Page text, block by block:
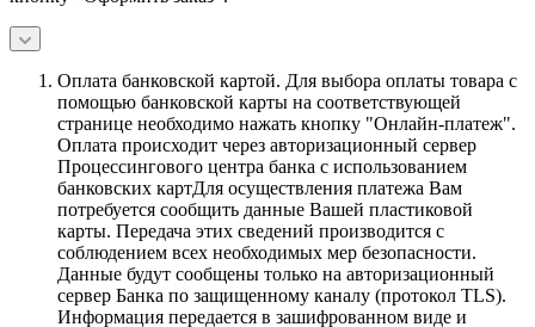
Оплата банковской картой. Для выбора оплаты товара с
помощью банковской карты на соответствующей
странице необходимо нажать кнопку "Онлайн-платеж".
Оплата происходит через авторизационный сервер
Процессингового центра банка с использованием
банковских картДля осуществления платежа Вам
потребуется сообщить данные Вашей пластиковой
карты. Передача этих сведений производится с
соблюдением всех необходимых мер безопасности.
Данные будут сообщены только на авторизационный
сервер Банка по защищенному каналу (протокол TLS).
Информация передается в зашифрованном виде и